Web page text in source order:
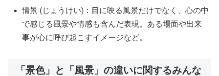
情景 (じょうけい)：目に映る風景だけでなく、心の中
で感じる風景や情感も含んだ表現。ある場面や出来
事が心に呼び起こすイメージなど。
「景色」と「風景」の違いに関するみんな